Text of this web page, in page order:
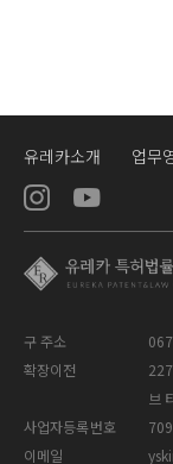
유레카소개 업무
구 주소
확장이전
브
사업자등록번호
이메일